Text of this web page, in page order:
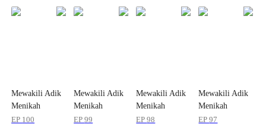
Mewakili Adik
Menikah
dengan Si
EP 100
Mewakili Adik
Menikah
dengan Si
EP99
Mewakili Adik
Menikah
dengan Si
EP98
Mewakili Adik
Menikah
dengan Si
EP97